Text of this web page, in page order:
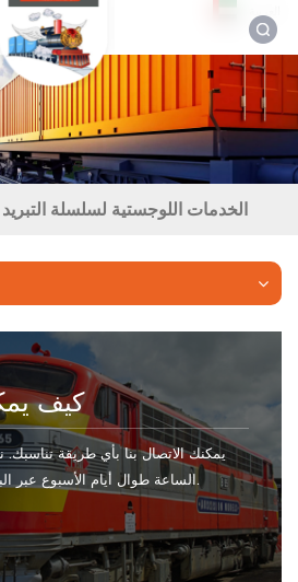
الخدمات اللوجستية لسلسلة
كيف
يمكنك الاتصال بنا بأي طريقة
الساعة طوال أيام الأسبوع عبر البريد الإلكتروني أو الهاتف.